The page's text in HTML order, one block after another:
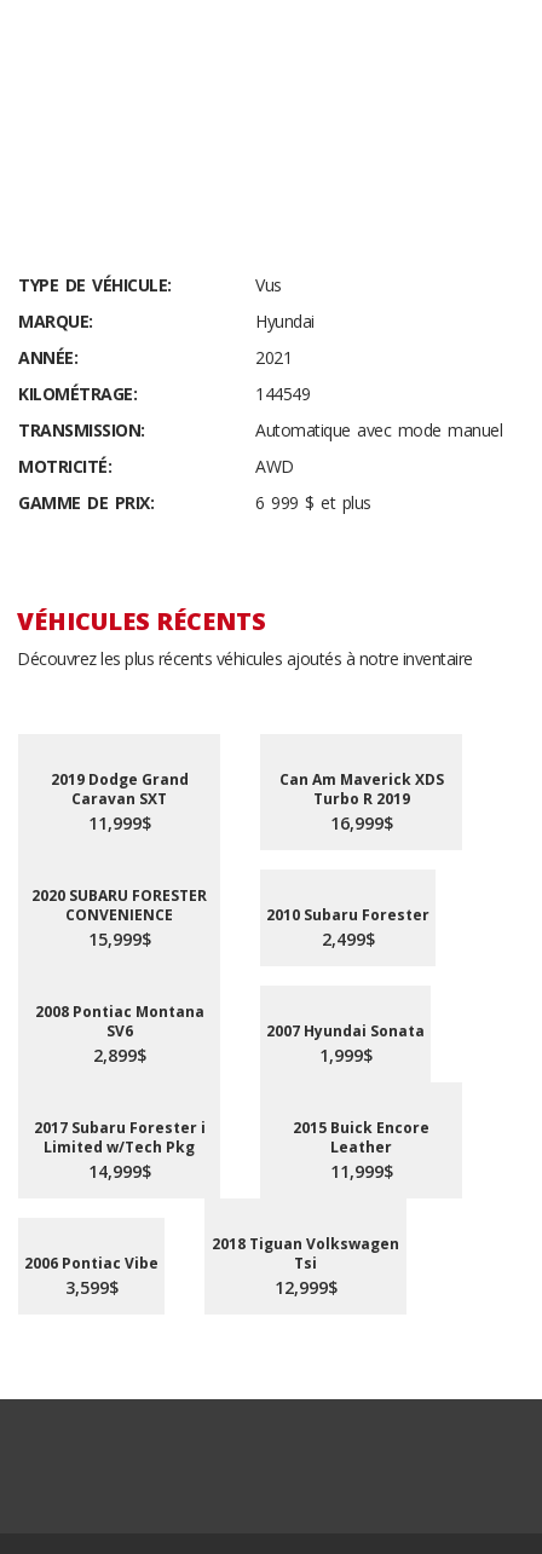
TYPE DE VÉHICULE:
Vus
MARQUE:
Hyundai
ANNÉE:
2021
KILOMÉTRAGE:
144549
TRANSMISSION:
Automatique avec mode manuel
MOTRICITÉ:
AWD
GAMME DE PRIX:
6 999 $ et plus
VÉHICULES RÉCENTS
Découvrez les plus récents véhicules ajoutés à notre inventaire
2019 Dodge Grand
Caravan SXT
11,999$
Can Am Maverick XDS
Turbo R 2019
16,999$
2020 SUBARU FORESTER
CONVENIENCE
15,999$
2010 Subaru Forester
2,499$
2008 Pontiac Montana
SV6
2,899$
2007 Hyundai Sonata
1,999$
2017 Subaru Forester i
Limited w/Tech Pkg
14,999$
2015 Buick Encore
Leather
11,999$
2006 Pontiac Vibe
3,599$
2018 Tiguan Volkswagen
Tsi
12,999$